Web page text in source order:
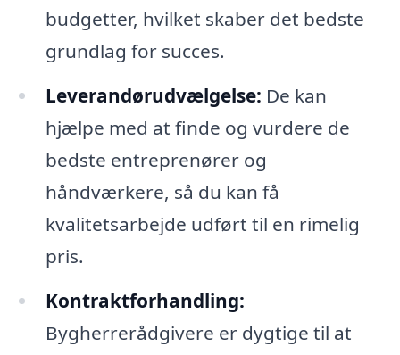
budgetter, hvilket skaber det bedste
grundlag for succes.
Leverandørudvælgelse: De kan
hjælpe med at finde og vurdere de
bedste entreprenører og
håndværkere, så du kan få
kvalitetsarbejde udført til en rimelig
pris.
Kontraktforhandling:
Bygherrerådgivere er dygtige til at